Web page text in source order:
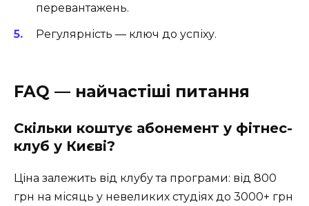
перевантажень.
Регулярність — ключ до успіху.
FAQ — найчастіші питання
Скільки коштує абонемент у фітнес-
клуб у Києві?
Ціна залежить від клубу та програми: від 800
грн на місяць у невеликих студіях до 3000+ грн